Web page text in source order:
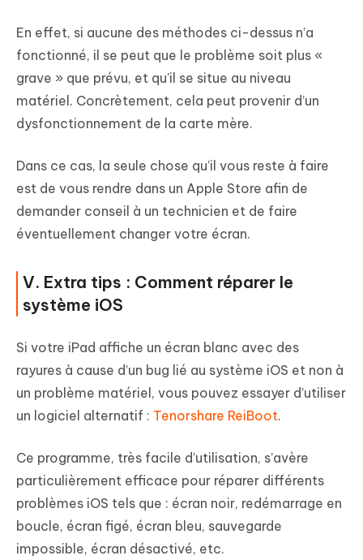
En effet, si aucune des méthodes ci-dessus n’a
fonctionné, il se peut que le problème soit plus «
grave » que prévu, et qu’il se situe au niveau
matériel. Concrètement, cela peut provenir d’un
dysfonctionnement de la carte mère.
Dans ce cas, la seule chose qu’il vous reste à faire
est de vous rendre dans un Apple Store afin de
demander conseil à un technicien et de faire
éventuellement changer votre écran.
V. Extra tips : Comment réparer le
système iOS
Si votre iPad affiche un écran blanc avec des
rayures à cause d’un bug lié au système iOS et non à
un problème matériel, vous pouvez essayer d’utiliser
un logiciel alternatif : Tenorshare ReiBoot.
Ce programme, très facile d’utilisation, s’avère
particulièrement efficace pour réparer différents
problèmes iOS tels que : écran noir, redémarrage en
boucle, écran figé, écran bleu, sauvegarde
impossible, écran désactivé, etc.